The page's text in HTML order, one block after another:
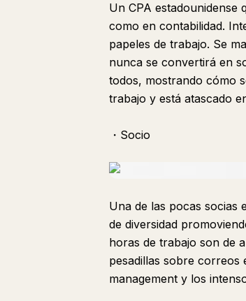
Un CPA estadounidense
como en contabilidad.
papeles de trabajo. Se
nunca se convertirá en
todos, mostrando cómo
trabajo y está atascado
・Socio
Una de las pocas socias
de diversidad
horas de trabajo son de
pesadillas sobre correos
management y los